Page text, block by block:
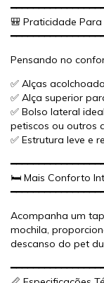
🎒 Praticidade
Pensando no
✅ Alças
✅ Alça superior
✅ Bolso lateral
petiscos ou outros
✅ Estrutura leve e
🛏️ Mais Conforto
Acompanha um
mochila,
descanso do pet